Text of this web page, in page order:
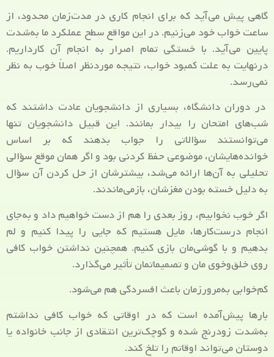
گاهی پیش می‌آید که برای انجام کاری در مدت‌زمان محدود، از
ساعت خواب خود می‌زنیم. در این مواقع سطح عملکرد ما به‌شدت
پایین می‌آید. با خستگی تمام اصرار به انجام آن کارداریم.
درنهایت به علت کمبود خواب، نتیجه موردنظر اصلاً خوب به نظر
نمی‌رسد.
در دوران دانشگاه، بسیاری از دانشجویان عادت داشتند که
شب‌های امتحان را بیدار بمانند. این قبیل دانشجویان تنها
می‌توانستند سؤالاتی را جواب بدهند که بر اساس
خوانده‌هایشان، موضوعی حفظ کردنی بود و اگر همان موقع سؤالی
تحلیلی به آن‌ها ارائه می‌شد، بیشترشان از حل کردن آن سؤال
به دلیل خسته بودن مغزشان، بازمی‌ماندند.
اگر خوب نخوابیم، روز بعدی را هم از دست خواهیم داد و به‌جای
انجام درست‌کارها، مایل هستیم که جایی را پیدا کنیم و لم
بدهیم و با گوشی‌مان بازی کنیم. همچنین نداشتن خواب کافی
روی خلق‌وخوی مان و تصمیماتمان تأثیر می‌گذارد.
کم‌خوابی به‌مرورزمان باعث افسردگی هم می‌شود.
بارها پیش‌آمده است که در اوقاتی که خواب کافی نداشتم
به‌شدت زودرنج شده و کوچک‌ترین انتقادی از جانب خانواده‌ یا
دوستان می‌تواند اوقاتم را تلخ کند.